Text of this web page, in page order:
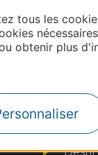
tous les
obtenir plus
Pros
Site